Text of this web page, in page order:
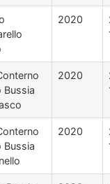
2020
Bussia
2020
Bussia
2020